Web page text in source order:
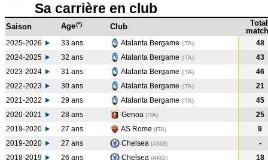
Sa carrière en club
Saison Age(*) Club
Total
2025-2026 33 ans Atalanta Bergame (ITA)
48
2024-2025
32 ans Atalanta Bergame (ITA)
43
2023-2024
31 ans Atalanta Bergame (ITA)
46
2022-2023
30 ans Atalanta Bergame (ITA)
21
2021-2022
29 ans Atalanta Bergame (ITA)
45
2020-2021
28 ans Genoa (ITA)
25
2019-2020
27 ans AS Rome (ITA)
9
2019-2020
27 ans Chelsea (ANG)
-
2018-2019
26 ans Chelsea (ANG) 18